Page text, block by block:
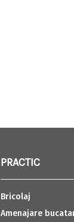
PRACTIC
Bricolaj
Amenajare